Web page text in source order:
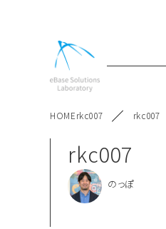
HOMErkc007 rkc007
rkc007
のっぽ